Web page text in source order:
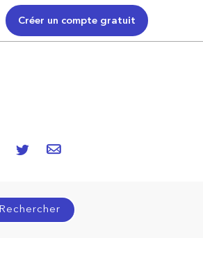
Créer un compte gratuit
Rechercher